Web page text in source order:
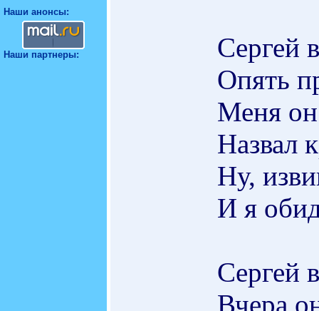
Наши анонсы:
Наши партнеры:
Сергей
Опять
Меня он
Назвал
Ну,
И я
Сергей
Вчера